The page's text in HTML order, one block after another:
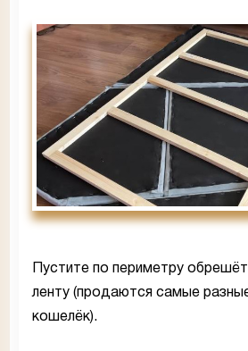
Пустите по периметру
ленту (продаются самые
кошелёк).